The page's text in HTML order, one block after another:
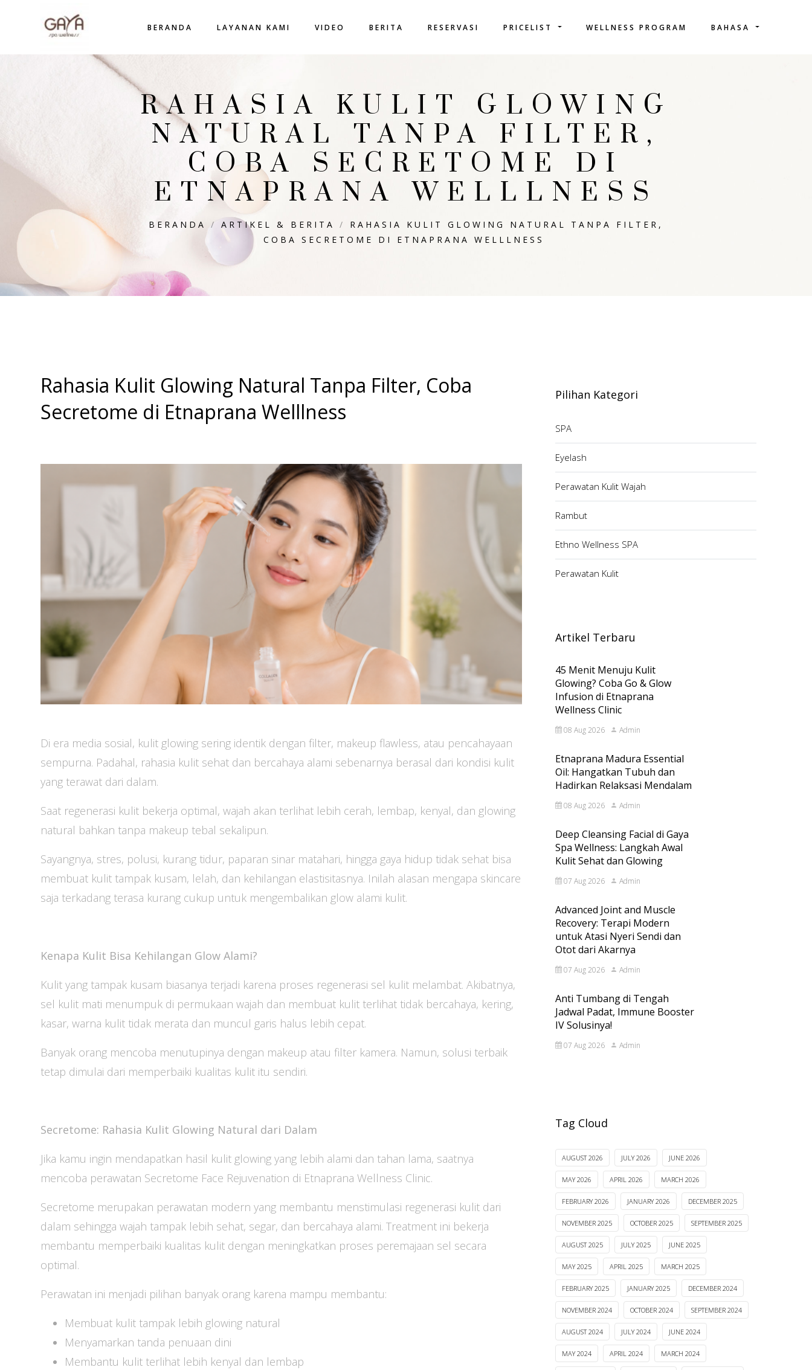
BERANDA LAYANAN KAMI VIDEO BERITA RESERVASI PRICELIST WELLNESS PROGRAM BAHASA
RAHASIA KULIT GLOWING
NATURAL TANPA FILTER,
COBA SECRETOME DI
ETNAPRANA WELLLNESS
BERANDA / ARTIKEL & BERITA / RAHASIA KULIT GLOWING NATURAL TANPA FILTER,
COBA SECRETOME DI ETNAPRANA WELLLNESS
Rahasia Kulit Glowing Natural Tanpa Filter, Coba
Secretome di Etnaprana Welllness
Di era media sosial, kulit glowing sering identik dengan filter, makeup flawless, atau pencahayaan
sempurna. Padahal, rahasia kulit sehat dan bercahaya alami sebenarnya berasal dari kondisi kulit
yang terawat dari dalam.
Saat regenerasi kulit bekerja optimal, wajah akan terlihat lebih cerah, lembap, kenyal, dan glowing
natural bahkan tanpa makeup tebal sekalipun.
Sayangnya, stres, polusi, kurang tidur, paparan sinar matahari, hingga gaya hidup tidak sehat bisa
membuat kulit tampak kusam, lelah, dan kehilangan elastisitasnya. Inilah alasan mengapa skincare
saja terkadang terasa kurang cukup untuk mengembalikan glow alami kulit.
Kenapa Kulit Bisa Kehilangan Glow Alami?
Kulit yang tampak kusam biasanya terjadi karena proses regenerasi sel kulit melambat. Akibatnya,
sel kulit mati menumpuk di permukaan wajah dan membuat kulit terlihat tidak bercahaya, kering,
kasar, warna kulit tidak merata dan muncul garis halus lebih cepat.
Banyak orang mencoba menutupinya dengan makeup atau filter kamera. Namun, solusi terbaik
tetap dimulai dari memperbaiki kualitas kulit itu sendiri.
Secretome: Rahasia Kulit Glowing Natural dari Dalam
Jika kamu ingin mendapatkan hasil kulit glowing yang lebih alami dan tahan lama, saatnya
mencoba perawatan Secretome Face Rejuvenation di Etnaprana Wellness Clinic.
Secretome merupakan perawatan modern yang membantu menstimulasi regenerasi kulit dari
dalam sehingga wajah tampak lebih sehat, segar, dan bercahaya alami. Treatment ini bekerja
membantu memperbaiki kualitas kulit dengan meningkatkan proses peremajaan sel secara
optimal.
Perawatan ini menjadi pilihan banyak orang karena mampu membantu:
Membuat kulit tampak lebih glowing natural
Menyamarkan tanda penuaan dini
Membantu kulit terlihat lebih kenyal dan lembap
Pilihan Kategori
SPA
Eyelash
Perawatan Kulit Wajah
Rambut
Ethno Wellness SPA
Perawatan Kulit
Artikel Terbaru
45 Menit Menuju Kulit
Glowing? Coba Go & Glow
Infusion di Etnaprana
Wellness Clinic
08 Aug 2026 Admin
Etnaprana Madura Essential
Oil: Hangatkan Tubuh dan
Hadirkan Relaksasi Mendalam
08 Aug 2026 Admin
Deep Cleansing Facial di Gaya
Spa Wellness: Langkah Awal
Kulit Sehat dan Glowing
07 Aug 2026 Admin
Advanced Joint and Muscle
Recovery: Terapi Modern
untuk Atasi Nyeri Sendi dan
Otot dari Akarnya
07 Aug 2026 Admin
Anti Tumbang di Tengah
Jadwal Padat, Immune Booster
IV Solusinya!
07 Aug 2026 Admin
Tag Cloud
AUGUST 2026 JULY 2026 JUNE 2026
MAY 2026 APRIL 2026 MARCH 2026
FEBRUARY 2026 JANUARY 2026 DECEMBER 2025
NOVEMBER 2025 OCTOBER 2025 SEPTEMBER 2025
AUGUST 2025 JULY 2025 JUNE 2025
MAY 2025 APRIL 2025 MARCH 2025
FEBRUARY 2025 JANUARY 2025 DECEMBER 2024
NOVEMBER 2024 OCTOBER 2024 SEPTEMBER 2024
AUGUST 2024 JULY 2024 JUNE 2024
MAY 2024 APRIL 2024 MARCH 2024